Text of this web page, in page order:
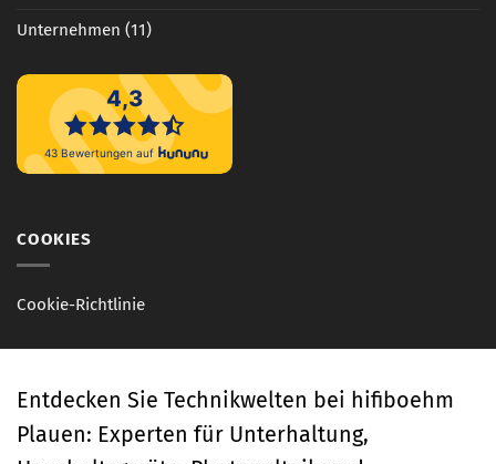
Unternehmen (11)
COOKIES
Cookie-Richtlinie
Entdecken Sie Technikwelten bei hifiboehm
Plauen: Experten für Unterhaltung,